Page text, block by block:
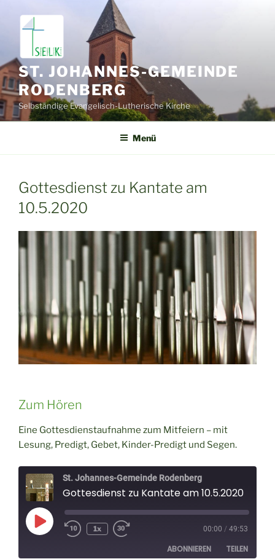
ST. JOHANNES-GEMEINDE
RODENBERG
Selbständige Evangelisch-Lutherische Kirche
Menü
Gottesdienst zu Kantate am
10.5.2020
Zum Hören
Eine Gottesdienstaufnahme zum Mitfeiern – mit
Lesung, Predigt, Gebet, Kinder-Predigt und Segen.
St. Johannes-Gemeinde Rodenberg
Gottesdienst zu Kantate am 10.5.2020
Play
Episode
1x 00:00 / 49:53
ABONNIEREN TEILEN